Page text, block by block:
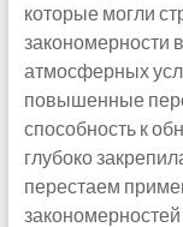
которые могли
закономерности
атмосферных
повышенные
способность к
глубоко
перестаем